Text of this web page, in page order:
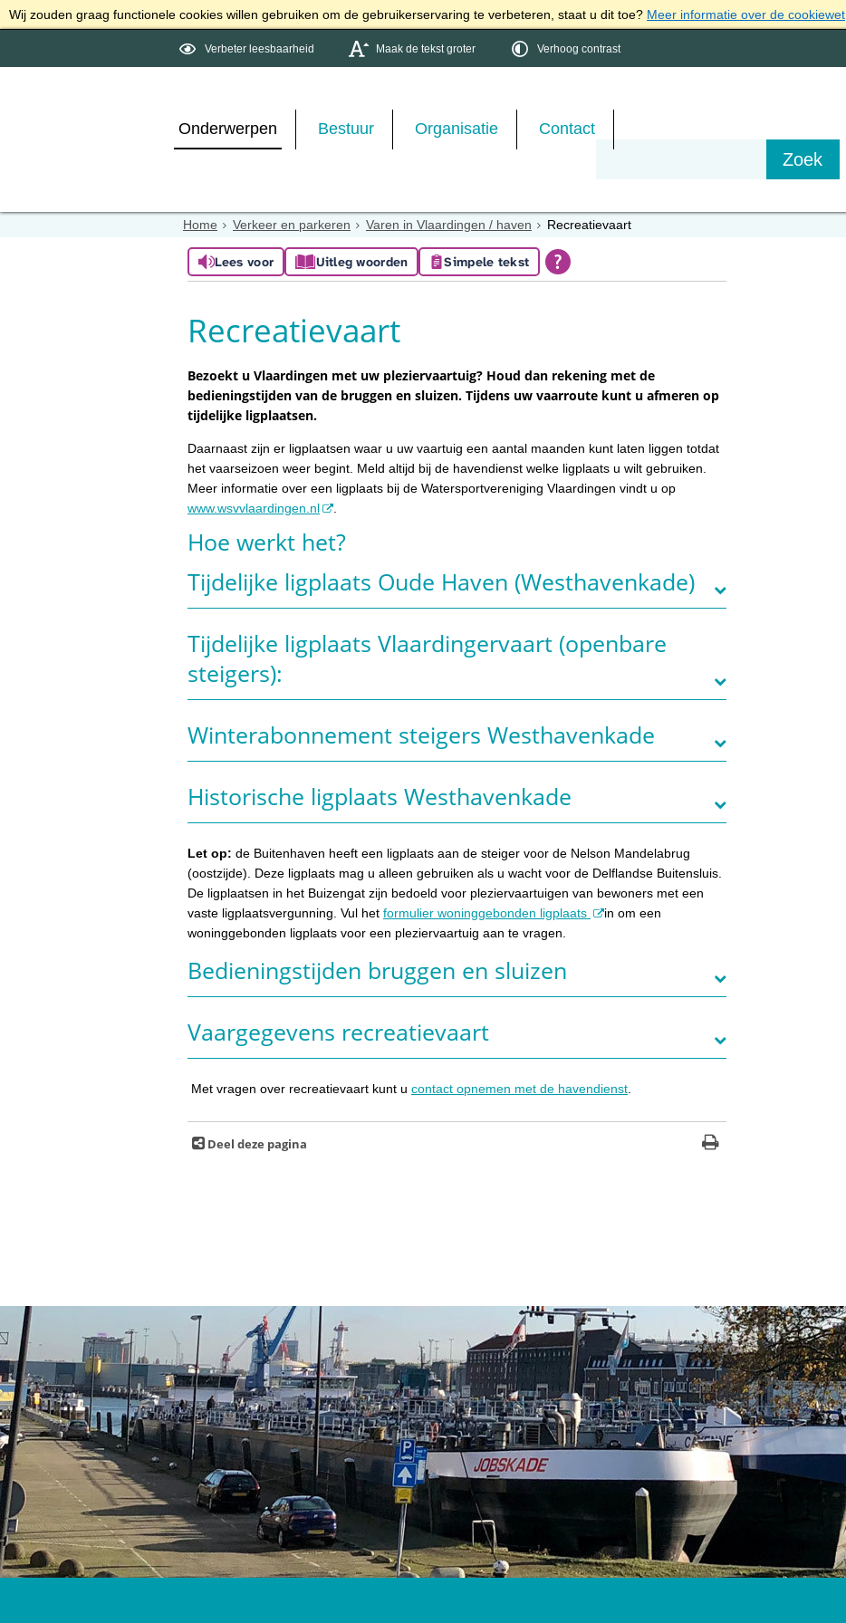
Wij zouden graag functionele cookies willen gebruiken om de gebruikerservaring te verbeteren, staat u dit toe? Meer informatie over de cookiewet
Verbeter leesbaarheid Maak de tekst groter Verhoog contrast
Onderwerpen Bestuur Organisatie Contact
Home Verkeer en parkeren Varen in Vlaardingen / haven Recreatievaart
Lees voor Uitleg woorden Simpele tekst
Recreatievaart
Bezoekt u Vlaardingen met uw pleziervaartuig? Houd dan rekening met de
bedieningstijden van de bruggen en sluizen. Tijdens uw vaarroute kunt u afmeren op
tijdelijke ligplaatsen.
Daarnaast zijn er ligplaatsen waar u uw vaartuig een aantal maanden kunt laten liggen totdat
het vaarseizoen weer begint. Meld altijd bij de havendienst welke ligplaats u wilt gebruiken.
Meer informatie over een ligplaats bij de Watersportvereniging Vlaardingen vindt u op
www.wsvvlaardingen.nl
Hoe werkt het?
Tijdelijke ligplaats Oude Haven (Westhavenkade)
Tijdelijke ligplaats Vlaardingervaart (openbare
steigers):
Winterabonnement steigers Westhavenkade
Historische ligplaats Westhavenkade
Let op: de Buitenhaven heeft een ligplaats aan de steiger voor de Nelson Mandelabrug
(oostzijde). Deze ligplaats mag u alleen gebruiken als u wacht voor de Delflandse Buitensluis.
De ligplaatsen in het Buizengat zijn bedoeld voor pleziervaartuigen van bewoners met een
vaste ligplaatsvergunning. Vul het formulier woninggebonden ligplaats
in om een
woninggebonden ligplaats voor een pleziervaartuig aan te vragen.
Bedieningstijden bruggen en sluizen
Vaargegevens recreatievaart
Met vragen over recreatievaart kunt u contact opnemen met de havendienst
Deel deze pagina